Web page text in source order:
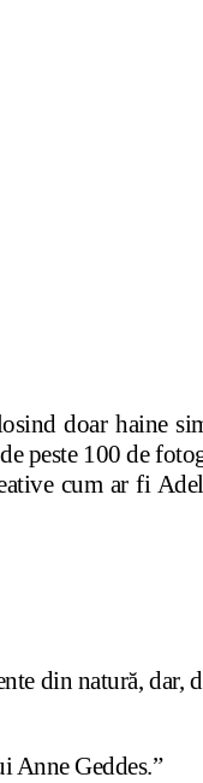
doar haine
peste 100 de
cum ar fi
din natură,
Anne Geddes.”